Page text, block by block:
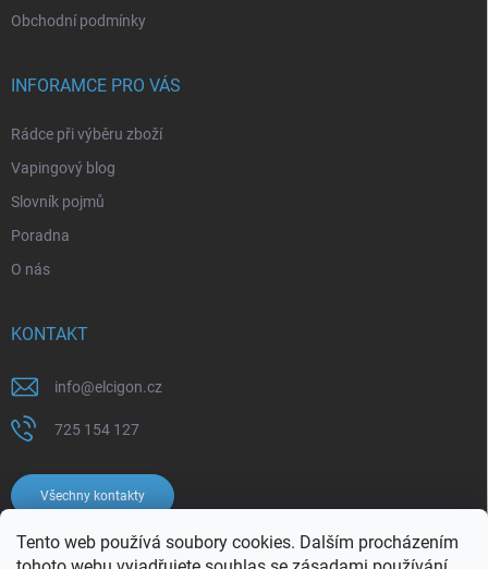
Tento web používá soubory cookies. Dalším procházením
Obchodní podmínky
INFORAMCE PRO VÁS
Rádce při výběru zboží
Vapingový blog
Slovník pojmů
Poradna
O nás
KONTAKT
info@elcigon.cz
725 154 127
Všechny kontakty